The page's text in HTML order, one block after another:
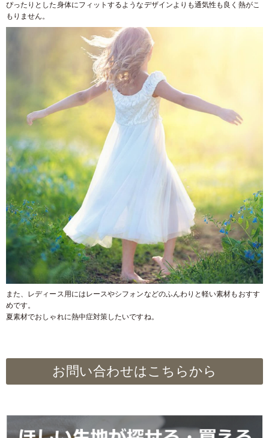
ぴったりとした身体にフィットするようなデザインよりも通気性も良く熱がこ
もりません。
また、レディース用にはレースやシフォンなどのふんわりと軽い素材もおすす
めです。
夏素材でおしゃれに熱中症対策したいですね。
お問い合わせはこちらから